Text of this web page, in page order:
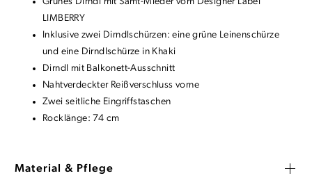
LIMBERRY
Inklusive zwei Dirndlschürzen: eine grüne Leinenschürze
und eine Dirndlschürze in Khaki
Dirndl mit Balkonett-Ausschnitt
Nahtverdeckter Reißverschluss vorne
Zwei seitliche Eingriffstaschen
Rocklänge: 74 cm
Material & Pflege